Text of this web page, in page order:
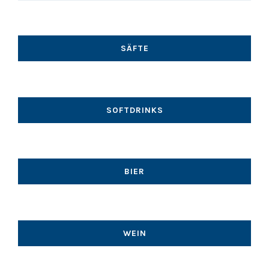
SÄFTE
SOFTDRINKS
BIER
WEIN